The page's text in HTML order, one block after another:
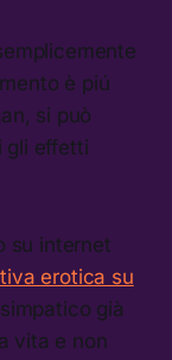
è piú
si può
gli effetti
su internet
erotica su
già
vita e non